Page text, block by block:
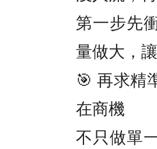
第一步先
量做大，
🎯 再求精
在商機
不只做單